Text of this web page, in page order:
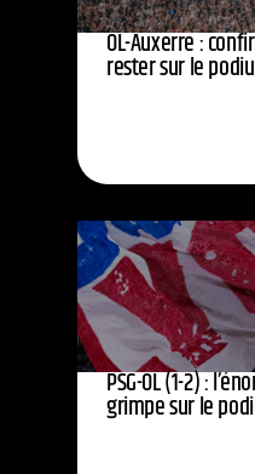
OL-Auxerre :
rester sur le
PSG-OL (1-2) :
grimpe sur le